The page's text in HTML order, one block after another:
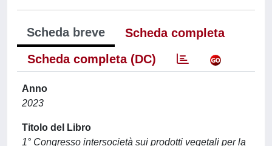
Scheda breve
Scheda completa
Scheda completa (DC)
Anno
2023
Titolo del Libro
1° Congresso intersocietà sui prodotti vegetali per la